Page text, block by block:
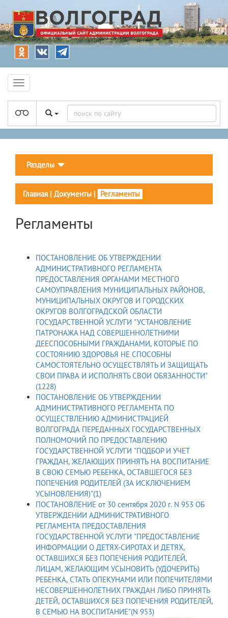
Разделы
Главная | Документы | Регламенты
Регламенты
ПОСТАНОВЛЕНИЕ ОБ УТВЕРЖДЕНИИ
АДМИНИСТРАТИВНОГО РЕГЛАМЕНТА
ПРЕДОСТАВЛЕНИЯ ОРГАНАМИ МЕСТНОГО
САМОУПРАВЛЕНИЯ МУНИЦИПАЛЬНЫХ РАЙОНОВ,
МУНИЦИПАЛЬНЫХ ОКРУГОВ И ГОРОДСКИХ
ОКРУГОВ ВОЛГОГРАДСКОЙ ОБЛАСТИ
ГОСУДАРСТВЕННОЙ УСЛУГИ "УСТАНОВЛЕНИЕ
ПАТРОНАЖА НАД СОВЕРШЕННОЛЕТНИМИ
ДЕЕСПОСОБНЫМИ ГРАЖДАНАМИ, КОТОРЫЕ ПО
СОСТОЯНИЮ ЗДОРОВЬЯ НЕ СПОСОБНЫ
САМОСТОЯТЕЛЬНО ОСУЩЕСТВЛЯТЬ И ЗАЩИЩАТЬ
СВОИ ПРАВА И ИСПОЛНЯТЬ СВОИ ОБЯЗАННОСТИ"
(1228)
ПОСТАНОВЛЕНИЕ ОБ УТВЕРЖДЕНИИ
АДМИНИСТРАТИВНОГО РЕГЛАМЕНТА ПО
ОСУЩЕСТВЛЕНИЮ АДМИНИСТРАЦИЕЙ
ВОЛГОГРАДА ПЕРЕДАННЫХ ГОСУДАРСТВЕННЫХ
ПОЛНОМОЧИЙ ПО ПРЕДОСТАВЛЕНИЮ
ГОСУДАРСТВЕННОЙ УСЛУГИ "ПОДБОР И УЧЕТ
ГРАЖДАН, ЖЕЛАЮЩИХ ПРИНЯТЬ НА ВОСПИТАНИЕ
В СВОЮ СЕМЬЮ РЕБЕНКА, ОСТАВШЕГОСЯ БЕЗ
ПОПЕЧЕНИЯ РОДИТЕЛЕЙ (ЗА ИСКЛЮЧЕНИЕМ
УСЫНОВЛЕНИЯ)"(1)
ПОСТАНОВЛЕНИЕ от 30 сентября 2020 г. N 953 ОБ
УТВЕРЖДЕНИИ АДМИНИСТРАТИВНОГО
РЕГЛАМЕНТА ПРЕДОСТАВЛЕНИЯ
ГОСУДАРСТВЕННОЙ УСЛУГИ "ПРЕДОСТАВЛЕНИЕ
ИНФОРМАЦИИ О ДЕТЯХ-СИРОТАХ И ДЕТЯХ,
ОСТАВШИХСЯ БЕЗ ПОПЕЧЕНИЯ РОДИТЕЛЕЙ,
ЛИЦАМ, ЖЕЛАЮЩИМ УСЫНОВИТЬ (УДОЧЕРИТЬ)
РЕБЕНКА, СТАТЬ ОПЕКУНАМИ ИЛИ ПОПЕЧИТЕЛЯМИ
НЕСОВЕРШЕННОЛЕТНИХ ГРАЖДАН ЛИБО ПРИНЯТЬ
ДЕТЕЙ, ОСТАВШИХСЯ БЕЗ ПОПЕЧЕНИЯ РОДИТЕЛЕЙ,
В СЕМЬЮ НА ВОСПИТАНИЕ"(N 953)